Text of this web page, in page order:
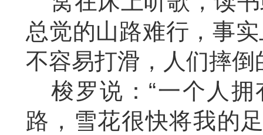
总觉的山路难行，事
不容易打滑，人们摔
梭罗说： “一个人
路，雪花很快将我的